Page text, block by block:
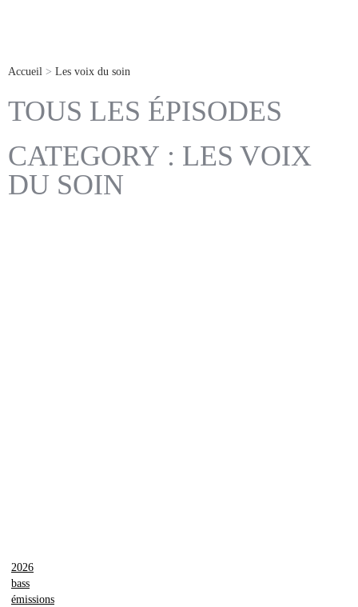
Accueil > Les voix du soin
TOUS LES ÉPISODES
CATEGORY : LES VOIX
DU SOIN
2026
bass
émissions